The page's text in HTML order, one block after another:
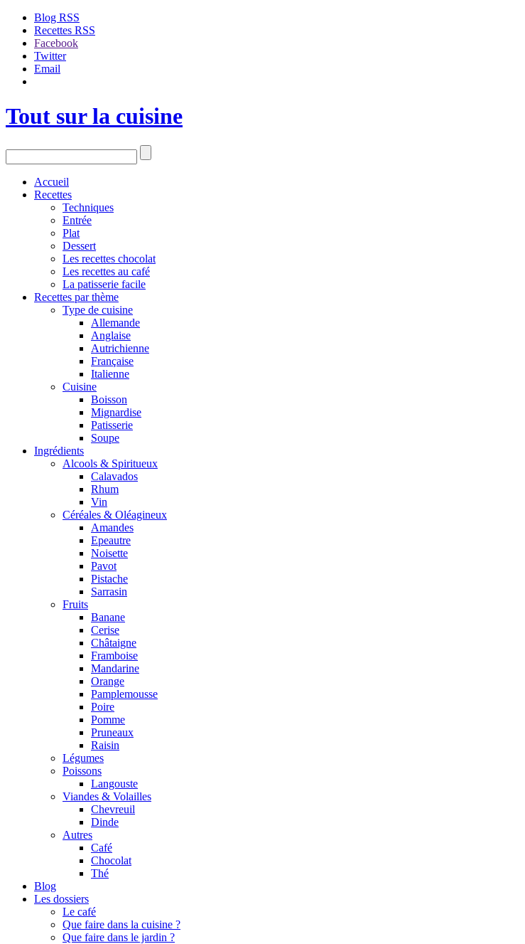
Blog RSS
Recettes RSS
Facebook
Twitter
Email
Tout sur la cuisine
Accueil
Recettes
Techniques
Entrée
Plat
Dessert
Les recettes chocolat
Les recettes au café
La patisserie facile
Recettes par thème
Type de cuisine
Allemande
Anglaise
Autrichienne
Française
Italienne
Cuisine
Boisson
Mignardise
Patisserie
Soupe
Ingrédients
Alcools & Spiritueux
Calavados
Rhum
Vin
Céréales & Oléagineux
Amandes
Epeautre
Noisette
Pavot
Pistache
Sarrasin
Fruits
Banane
Cerise
Châtaigne
Framboise
Mandarine
Orange
Pamplemousse
Poire
Pomme
Pruneaux
Raisin
Légumes
Poissons
Langouste
Viandes & Volailles
Chevreuil
Dinde
Autres
Café
Chocolat
Thé
Blog
Les dossiers
Le café
Que faire dans la cuisine ?
Que faire dans le jardin ?